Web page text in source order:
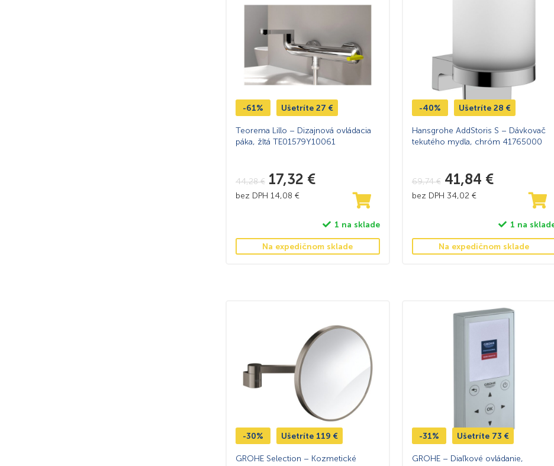
-61% Ušetríte 27 €
Teorema Lillo – Dizajnová ovládacia
páka, žltá TE01579Y10061
44,28€ 17,32 €
bez DPH 14,08 €
1 na sklade
Na expedičnom sklade
-40% Ušetríte 28 €
Hansgrohe AddStoris S – Dávkovač
tekutého mydla, chróm 41765000
69,74€ 41,84 €
bez DPH 34,02 €
1 na
Na expedičnom sklade
-30% Ušetríte 119 €
GROHE Selection – Kozmetické
-31% Ušetríte 73 €
GROHE – Diaľkové ovládanie,